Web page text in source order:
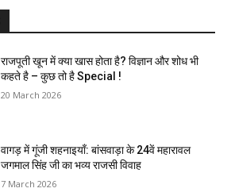
राजपूती खून में क्या खास होता है? विज्ञान और शोध भी
कहते है – कुछ तो है Special !
20 March 2026
वागड़ में गूंजी शहनाइयाँ: बांसवाड़ा के 24वें महारावल
जगमाल सिंह जी का भव्य राजसी विवाह
7 March 2026